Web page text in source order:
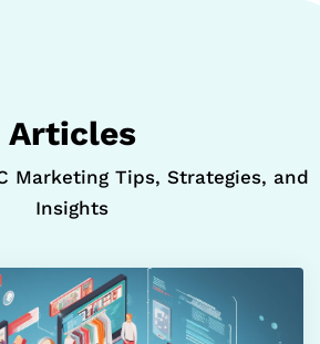
Articles
Marketing Tips, Strategies, and
Insights